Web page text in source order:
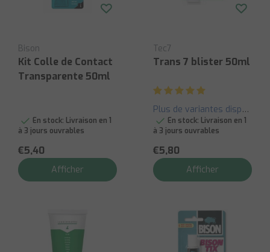
Bison
Kit Colle de Contact
Transparente 50ml
En stock: Livraison en 1
à 3 jours ouvrables
€5,40
Afficher
Tec7
Trans 7 blister 50ml
Plus de variantes disponibles
En stock: Livraison en 1
à 3 jours ouvrables
€5,80
Afficher